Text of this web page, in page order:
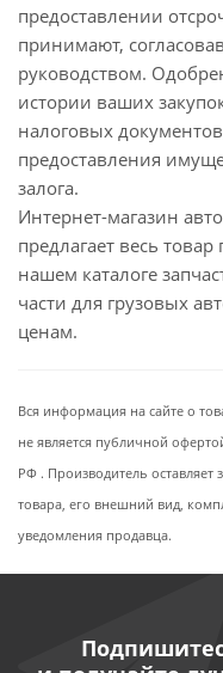
предоставлении
принимают,
руководством.
истории ваших
налоговых
предоставления
залога.
Интернет-магазин
предлагает весь
нашем каталоге
части для грузовых
ценам.
Вся информация на сайте о
не является публичной
РФ . Производитель оставляет
товара, его внешний вид,
уведомления продавца.